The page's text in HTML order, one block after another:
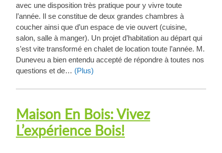
avec une disposition très pratique pour y vivre toute
l’année. Il se constitue de deux grandes chambres à
coucher ainsi que d’un espace de vie ouvert (cuisine,
salon, salle à manger). Un projet d’habitation au départ qui
s’est vite transformé en chalet de location toute l’année. M.
Duneveu a bien entendu accepté de répondre à toutes nos
questions et de… (Plus)
Maison En Bois: Vivez
L’expérience Bois!